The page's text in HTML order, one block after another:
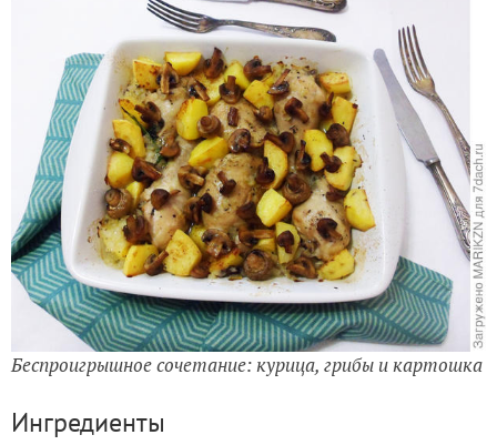
Беспроигрышное сочетание: курица, грибы и картошка
Ингредиенты